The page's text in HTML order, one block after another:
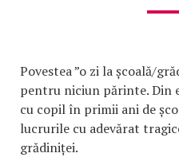
Povestea ”o zi la școală/
pentru niciun părinte. Din
cu copil în primii ani de
lucrurile cu adevărat
grădiniței.